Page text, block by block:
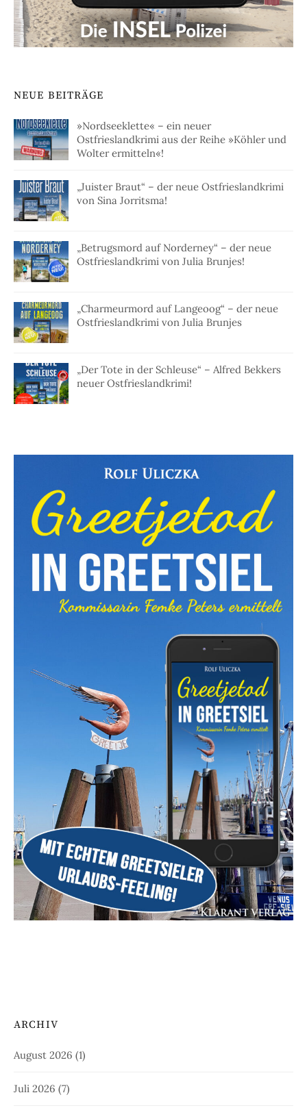
NEUE BEITRÄGE
»Nordseeklette« – ein neuer
Ostfrieslandkrimi aus der Reihe »Köhler und
Wolter ermitteln«!
„Juister Braut“ – der neue Ostfrieslandkrimi
von Sina Jorritsma!
„Betrugsmord auf Norderney“ – der neue
Ostfrieslandkrimi von Julia Brunjes!
„Charmeurmord auf Langeoog“ – der neue
Ostfrieslandkrimi von Julia Brunjes
„Der Tote in der Schleuse“ – Alfred Bekkers
neuer Ostfrieslandkrimi!
ARCHIV
August 2026 (1)
Juli 2026 (7)